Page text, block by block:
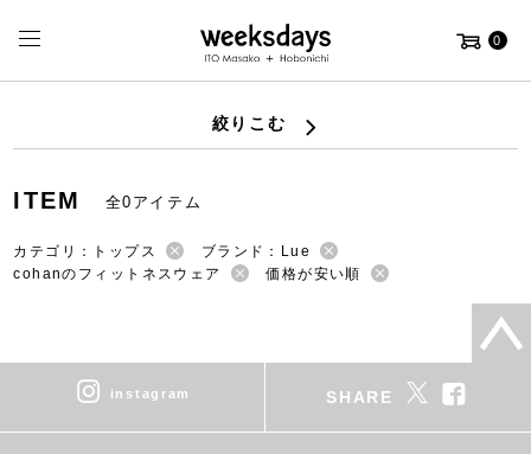
0
絞りこむ
ITEM 全0アイテム
カテゴリ：トップス
ブランド：Lue
cohanのフィットネスウェア
価格が安い順
instagram SHARE